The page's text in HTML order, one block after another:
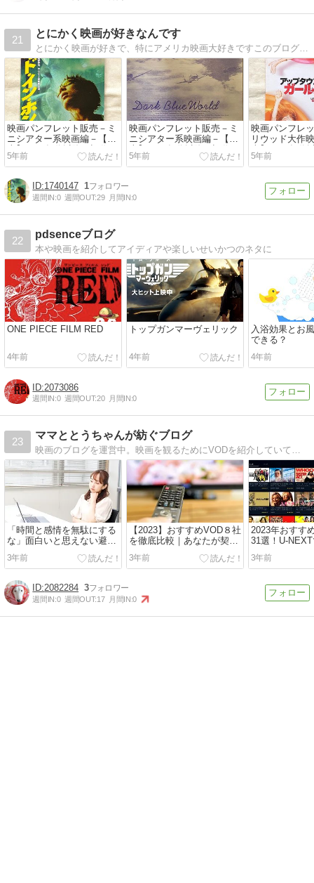
21
とにかく映画が好きなんです
とにかく映画が好きで、特にアメリカ映画大好きですこのブログは、ネタバレありの映画鑑賞日記です。主にハリウッド映画と韓国映画をメインに感想を書いています
映画パンフレット販売－ミ
ニシアター系映画編－【中
古】1990年代以降の旧作・
洋画を中心に販売していま
5年前
映画パンフレット販売－ミ
ニシアター系映画編－【中
古】1990年代以降の旧作・
洋画を中心に販売していま
5年前
映画パンフレ
リウッド大作
古】1990年代
中心に販売し
5年前
1740147 1
週間IN:0 週間OUT:29 月間IN:0
22
pdsenceブログ
本や映画を紹介してアイディアや楽しいせいかつのネタに
ONE PIECE FILM RED
4年前
トップガンマーヴェリック
4年前
入浴効果とお
できる？
4年前
2073086
週間IN:0 週間OUT:20 月間IN:0
23
ママととうちゃんが紡ぐブログ
映画のブログを運営中。映画を観るためにVODを紹介していて、VODを契約するために家計を節約する方法も併せて発信中。40代夫婦で執筆しています。
「時間と感情を無駄にする
な」面白いと思えない避け
るべき映画リスト
3年前
【2023】おすすめVOD８社
を徹底比較｜あなたが契約
すべきVODは？
3年前
2023年おすす
31選！U-
画を紹介！
3年前
2082284 3
週間IN:0 週間OUT:17 月間IN:0